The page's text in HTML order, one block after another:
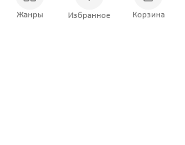
Жанры Избранное Корзина